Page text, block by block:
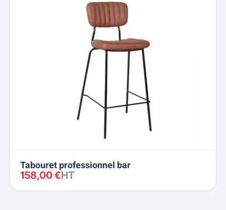
Tabouret professionnel bar
158,00 €HT